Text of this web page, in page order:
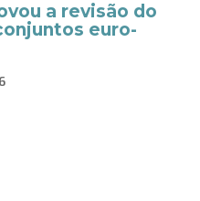
a revisão do
euro-